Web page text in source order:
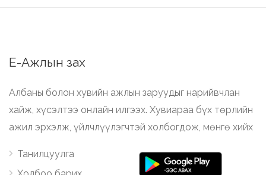
Е-Ажлын зах
Албаны болон хувийн ажлын заруудыг нарийвчлан
хайж, хүсэлтээ онлайн илгээх. Хувиараа бүх төрлийн
ажил эрхэлж, үйлчлүүлэгчтэй холбогдож, мөнгө хийх
Танилцуулга